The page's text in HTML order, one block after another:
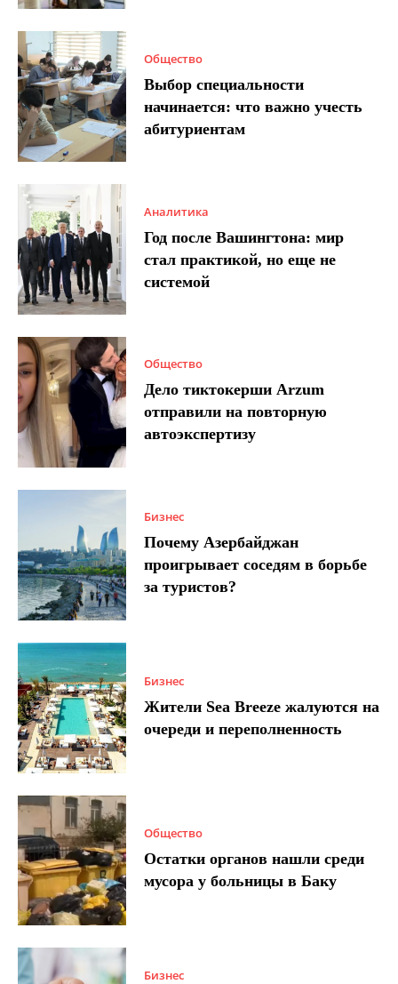
Общество
Выбор специальности
начинается: что важно учесть
абитуриентам
Аналитика
Год после Вашингтона: мир
стал практикой, но еще не
системой
Общество
Дело тиктокерши Arzum
отправили на повторную
автоэкспертизу
Бизнес
Почему Азербайджан
проигрывает соседям в борьбе
за туристов?
Бизнес
Жители Sea Breeze жалуются на
очереди и переполненность
Общество
Остатки органов нашли среди
мусора у больницы в Баку
Бизнес